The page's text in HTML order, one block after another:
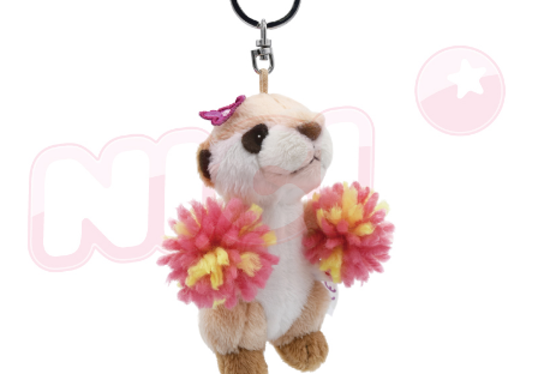
にご連絡ください。上記に示した個人情報を、必要な購入注文書とあわせ
てAFTEEにご提供いただく、またはAFTEEにあなたの個人情報の収集、処
理、利用を許可することににご同意いただけない場合は、当サービスを選